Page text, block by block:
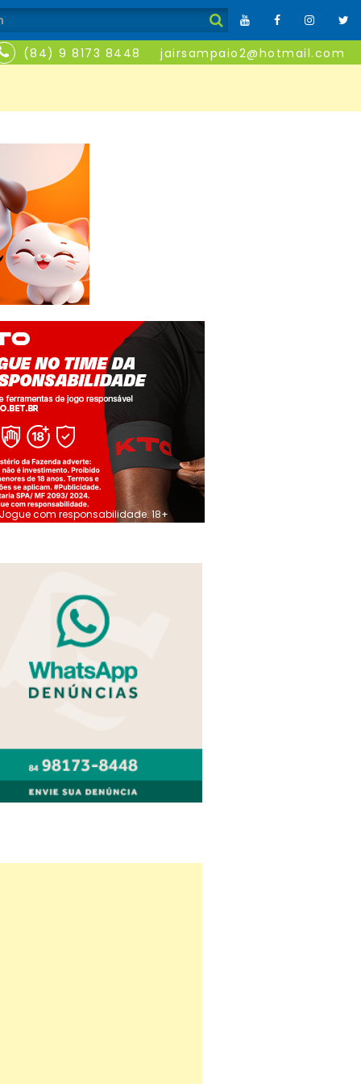
(84) 9 8173 8448 jairsampaio2@hotmail.com
Jogue com responsabilidade. 18+